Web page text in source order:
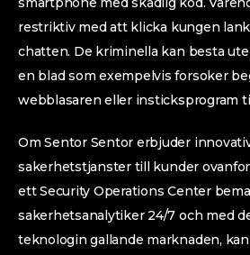
restriktiv med att klicka kungen
chatten. De kriminella kan besta
en blad som exempelvis forsoker
webblasaren eller insticksprogram
Om Sentor Sentor erbjuder
sakerhetstjanster till kunder
ett Security Operations Center
sakerhetsanalytiker 24/7 och med
teknologin gallande marknaden,